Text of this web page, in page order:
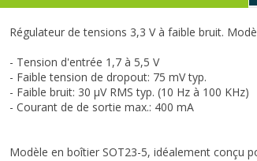
Régulateur de tensions 3,3 V à faible bruit.
- Tension d'entrée 1,7 à 5,5 V
- Faible tension de dropout: 75 mV typ.
- Faible bruit: 30 µV RMS typ. (10 Hz à 100 KHz)
- Courant de de sortie max.: 400 mA
Modèle en boîtier SOT23-5, idéalement conçu